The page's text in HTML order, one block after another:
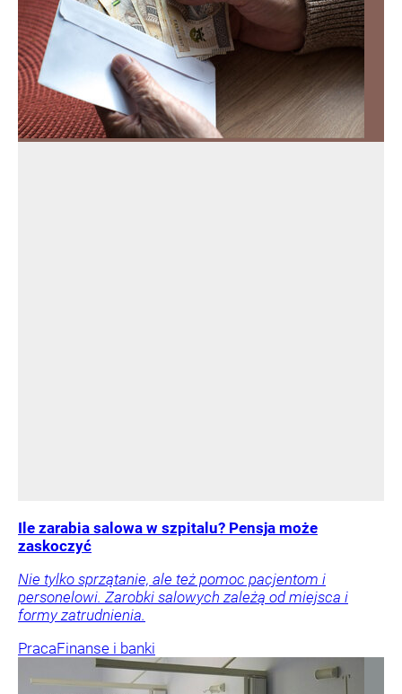
Ile zarabia salowa w szpitalu? Pensja może
zaskoczyć
Nie tylko sprzątanie, ale też pomoc pacjentom i
personelowi. Zarobki salowych zależą od miejsca i
formy zatrudnienia.
PracaFinanse i banki